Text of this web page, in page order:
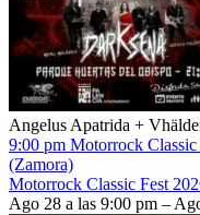
Angelus Apatrida +
9:00 pm Motorrock Classic
(Zamora)
Motorrock Classic Fest
Ago 28 a las 9:00 pm –